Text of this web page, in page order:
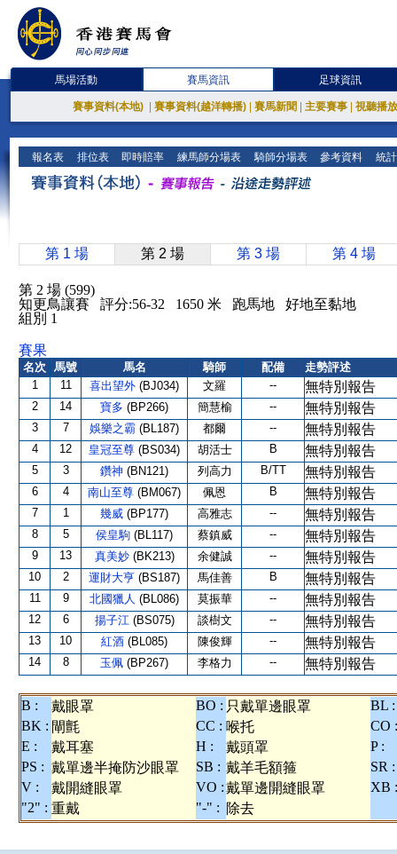
馬場活動 賽馬資訊 足球資訊
賽事資料(本地) 賽事資料(越洋轉播) 賽馬新聞 主要賽事 視聽播
報名表 排位表 即時賠率 練馬師分場表 騎師分場表 參考資料 統
第 1 場 第 2 場 第 3 場 第 4 場
第 2 場 (599)
知更鳥讓賽 評分:56-32 1650 米 跑馬地 好地至黏地
組別 1
賽果
名次 馬號 馬名 騎師 配備
走勢評述
1
11 喜出望外 (BJ034) 文羅 -- 無特別報告
2 14 寶多 (BP266) 簡慧榆 -- 無特別報告
3 7 娛樂之霸 (BL187) 都爾 -- 無特別報告
4 12 皇冠至尊 (BS034) 胡活士 B 無特別報告
5 3 鑽神 (BN121) 列高力 B/TT 無特別報告
6 4 南山至尊 (BM067) 佩恩 B 無特別報告
7 1 幾威 (BP177) 高雅志 -- 無特別報告
8 5 侯皇駒 (BL117) 蔡鎮威 -- 無特別報告
9 13 真美妙 (BK213) 余健誠 -- 無特別報告
10 2 運財大亨 (BS187) 馬佳善 B 無特別報告
11 9 北國獵人 (BL086) 莫振華 -- 無特別報告
12 6 揚子江 (BS075) 談樹文 -- 無特別報告
13 10 紅酒 (BL085) 陳俊輝 -- 無特別報告
14 8 玉佩 (BP267) 李格力 -- 無特別報告
B : 戴眼罩 BO : 只戴單邊眼罩
BL :
BK : 閘氈 CC : 喉托
CO :
E :
戴耳塞 H : 戴頭罩
P :
PS : 戴單邊半掩防沙眼罩 SB : 戴羊毛額箍
SR :
V :
戴開縫眼罩 VO :戴單邊開縫眼罩
XB :
"2" : 重戴 "-" : 除去